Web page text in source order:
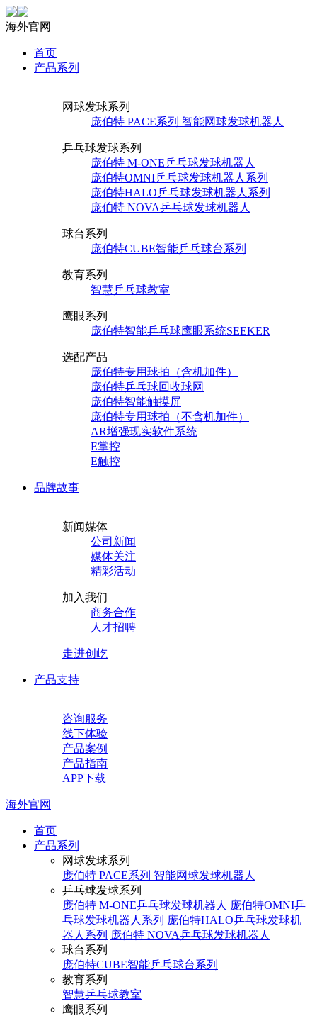
海外官网
首页
产品系列
网球发球系列
庞伯特 PACE系列 智能网球发球机器人
乒乓球发球系列
庞伯特 M-ONE乒乓球发球机器人
庞伯特OMNI乒乓球发球机器人系列
庞伯特HALO乒乓球发球机器人系列
庞伯特 NOVA乒乓球发球机器人
球台系列
庞伯特CUBE智能乒乓球台系列
教育系列
智慧乒乓球教室
鹰眼系列
庞伯特智能乒乓球鹰眼系统SEEKER
选配产品
庞伯特专用球拍（含机加件）
庞伯特乒乓球回收球网
庞伯特智能触摸屏
庞伯特专用球拍（不含机加件）
AR增强现实软件系统
E掌控
E触控
品牌故事
新闻媒体
公司新闻
媒体关注
精彩活动
加入我们
商务合作
人才招聘
走进创屹
产品支持
咨询服务
线下体验
产品案例
产品指南
APP下载
海外官网
首页
产品系列
网球发球系列
庞伯特 PACE系列 智能网球发球机器人
乒乓球发球系列
庞伯特 M-ONE乒乓球发球机器人 庞伯特OMNI乒
乓球发球机器人系列 庞伯特HALO乒乓球发球机
器人系列 庞伯特 NOVA乒乓球发球机器人
球台系列
庞伯特CUBE智能乒乓球台系列
教育系列
智慧乒乓球教室
鹰眼系列